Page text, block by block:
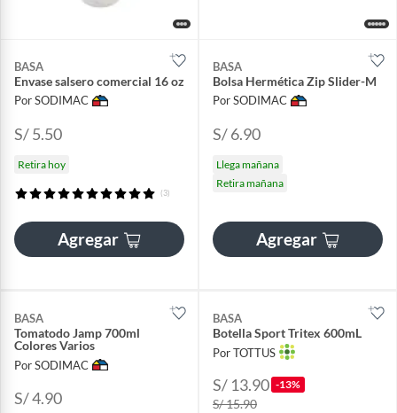
BASA
Envase salsero comercial 16 oz
Por SODIMAC
S/ 5.50
Retira hoy
(3)
Agregar
BASA
Bolsa Hermética Zip Slider-M
Por SODIMAC
S/ 6.90
Llega mañana
Retira mañana
Agregar
BASA
Tomatodo Jamp 700ml
Colores Varios
Por SODIMAC
S/ 4.90
BASA
Botella Sport Tritex 600mL
Por TOTTUS
S/ 13.90 -13%
S/ 15.90